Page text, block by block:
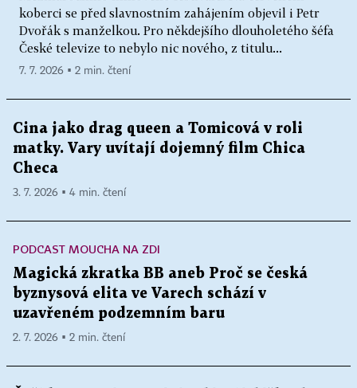
koberci se před slavnostním zahájením objevil i Petr
Dvořák s manželkou. Pro někdejšího dlouholetého šéfa
České televize to nebylo nic nového, z titulu...
7. 7. 2026 ▪ 2 min. čtení
Cina jako drag queen a Tomicová v roli
matky. Vary uvítají dojemný film Chica
Checa
3. 7. 2026 ▪ 4 min. čtení
PODCAST MOUCHA NA ZDI
Magická zkratka BB aneb Proč se česká
byznysová elita ve Varech schází v
uzavřeném podzemním baru
2. 7. 2026 ▪ 2 min. čtení